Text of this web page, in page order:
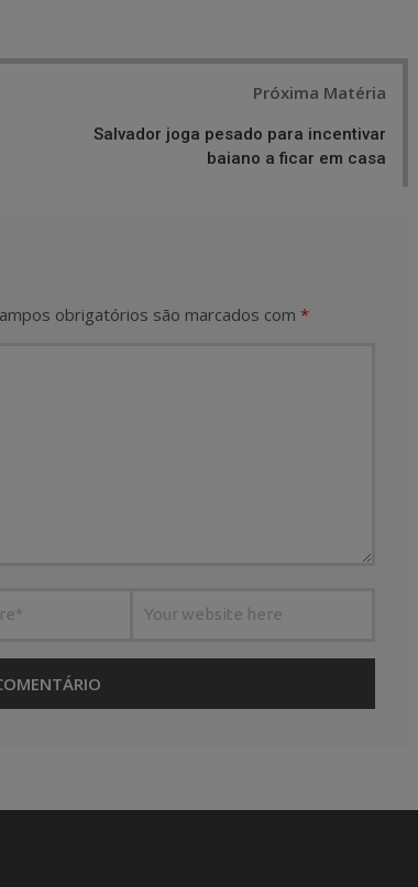
Próxima Matéria
Salvador joga pesado para incentivar
baiano a ficar em casa
obrigatórios são marcados com *